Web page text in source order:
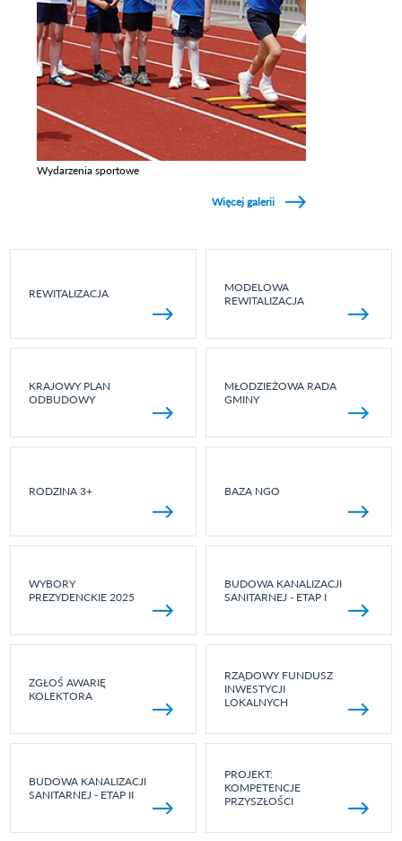
Wydarzenia sportowe
Więcej galerii
REWITALIZACJA
MODELOWA
REWITALIZACJA
KRAJOWY PLAN
ODBUDOWY
MŁODZIEŻOWA RADA
GMINY
RODZINA 3+ BAZA NGO
WYBORY
PREZYDENCKIE 2025
BUDOWA KANALIZACJI
SANITARNEJ - ETAP I
ZGŁOŚ AWARIĘ
KOLEKTORA
RZĄDOWY FUNDUSZ
INWESTYCJI
LOKALNYCH
BUDOWA KANALIZACJI
SANITARNEJ - ETAP II
PROJEKT:
KOMPETENCJE
PRZYSZŁOŚCI